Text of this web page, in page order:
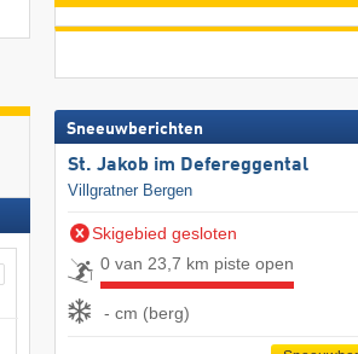
Sneeuwberichten
St. Jakob im Defereggental
Villgratner Bergen
Skigebied gesloten
0 van 23,7 km piste open
- cm (berg)